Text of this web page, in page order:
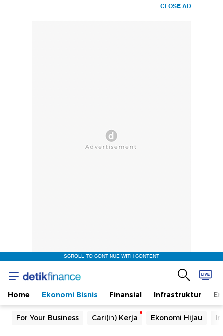
CLOSE AD
SCROLL TO CONTINUE WITH CONTENT
Home Ekonomi Bisnis Finansial Infrastruktur
For Your Business Cari(in) Kerja Ekonomi Hijau